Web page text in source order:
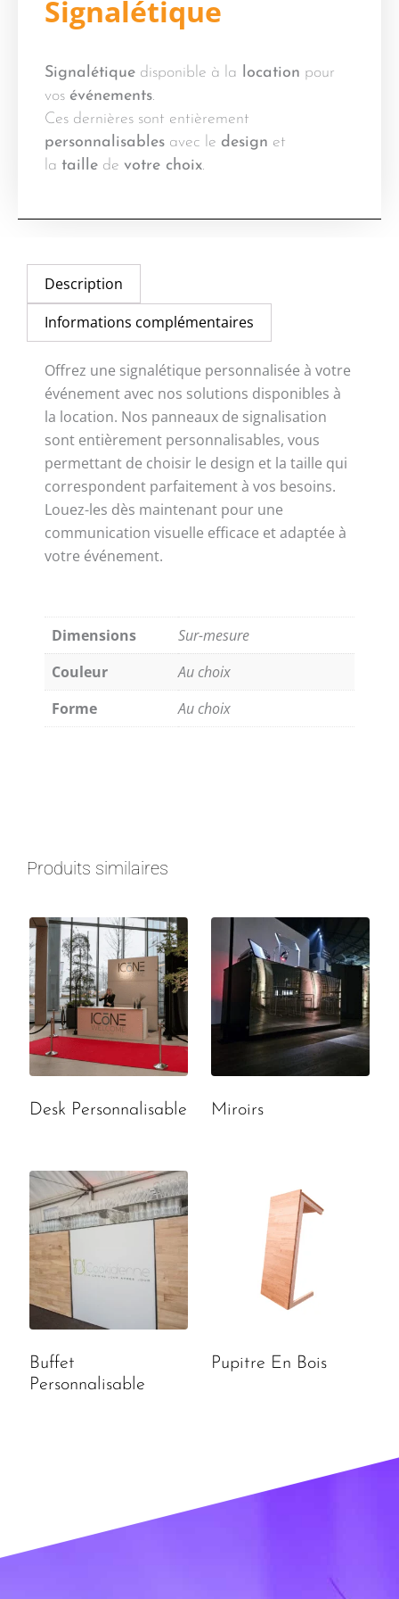
Signalétique
Signalétique disponible à la location pour
vos événements.
Ces dernières sont entièrement
personnalisables avec le design et
la taille de votre choix.
Description
Informations complémentaires
Offrez une signalétique personnalisée à votre
événement avec nos solutions disponibles à
la location. Nos panneaux de signalisation
sont entièrement personnalisables, vous
permettant de choisir le design et la taille qui
correspondent parfaitement à vos besoins.
Louez-les dès maintenant pour une
communication visuelle efficace et adaptée à
votre événement.
Dimensions
Sur-mesure
Couleur
Au choix
Forme
Au choix
Produits similaires
Desk Personnalisable Miroirs
Buffet
Personnalisable
Pupitre En Bois